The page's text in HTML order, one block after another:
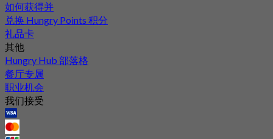
如何获得并
兑换 Hungry Points 积分
礼品卡
其他
Hungry Hub 部落格
餐厅专属
职业机会
我们接受